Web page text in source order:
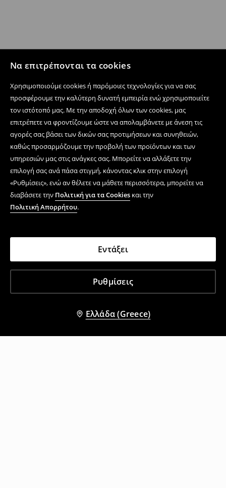
Να επιτρέπονται τα cookies
Χρησιμοποιούμε cookies ή παρόμοιες τεχνολογίες για να σας
προσφέρουμε την καλύτερη δυνατή εμπειρία ενώ χρησιμοποιείτε
τον ιστότοπό μας. Με την αποδοχή όλων των cookies, μας
επιτρέπετε να φροντίζουμε ώστε να απολαμβάνετε με άνεση τις
αγορές σας βάσει των δικών σας προτιμήσεων και συνηθειών,
καθώς προσαρμόζουμε την προβολή των προϊόντων και των
υπηρεσιών μας στις ανάγκες σας. Μπορείτε να αλλάξετε την
επιλογή σας ανά πάσα στιγμή, κάνοντας κλικ στην επιλογή
«Ρυθμίσεις», ενώ αν θέλετε να μάθετε περισσότερα, μπορείτε να
διαβάσετε την Πολιτική για τα Cookies και την
Πολιτική Απορρήτου.
Ρυθμίσεις
Εντάξει
Ελλάδα (Greece)